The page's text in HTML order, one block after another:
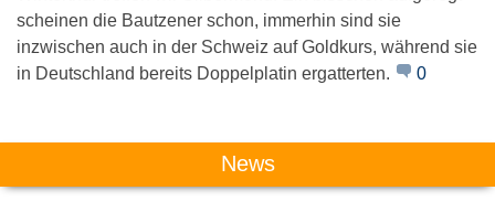
Hosen
scheinen die Bautzener schon, immerhin sind sie
inzwischen auch in der Schweiz auf Goldkurs, während sie
in Deutschland bereits Doppelplatin ergatterten.
0
News